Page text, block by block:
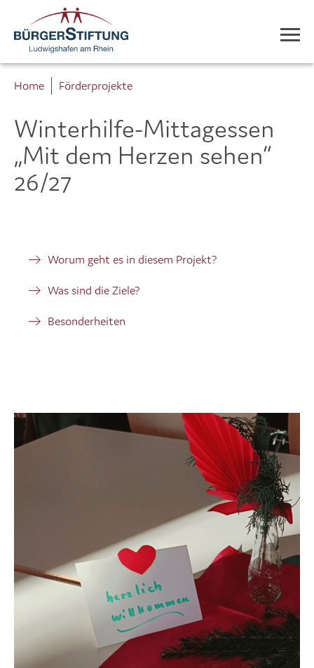
Home Förderprojekte
Winterhilfe-Mittagessen
„Mit dem Herzen sehen“
26/27
Worum geht es in diesem Projekt?
Was sind die Ziele?
Besonderheiten